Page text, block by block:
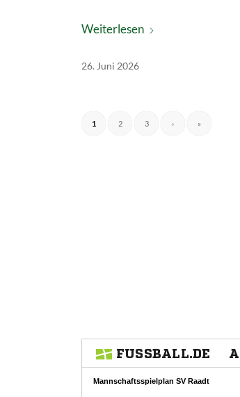
Weiterlesen
26. Juni 2026
1 2 3 › »